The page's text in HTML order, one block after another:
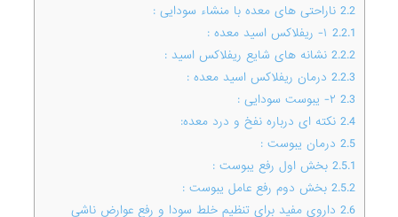
2.2 ناراحتی های معده با منشاء سودایی :
2.2.1
2.2.2 نشانه های شایع ریفلاکس اسید :
2.2.3 درمان ریفلاکس اسید معده :
2.3
2.4 نکته ای درباره نفخ و درد معده:
2.5 درمان یبوست :
2.5.1 بخش اول رفع یبوست :
2.5.2 بخش دوم رفع عامل یبوست :
2.6 داروی مفید برای تنظیم خلط سودا و رفع عوارض ناشی